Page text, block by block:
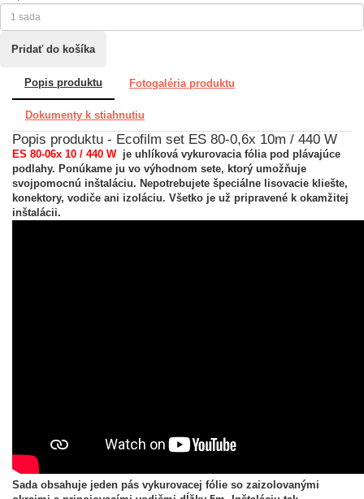
Popis produktu Fotogaléria produktu
Dokumenty k stiahnutiu
Popis produktu - Ecofilm set ES 80-0,6x 10m / 440 W
ES 80-06x 10 / 440 W je uhlíková vykurovacia fólia pod plávajúce
podlahy. Ponúkame ju vo výhodnom sete, ktorý umožňuje
svojpomocnú inštaláciu. Nepotrebujete špeciálne lisovacie kliešte,
konektory, vodiče ani izoláciu. Všetko je už pripravené k okamžitej
inštalácii.
Sada obsahuje jeden pás vykurovacej fólie so zaizolovanými